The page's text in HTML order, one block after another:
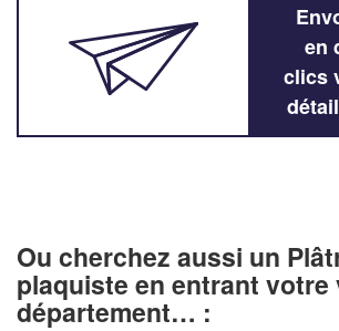
en
clics
Ou cherchez aussi un
plaquiste en entrant votre
département… :